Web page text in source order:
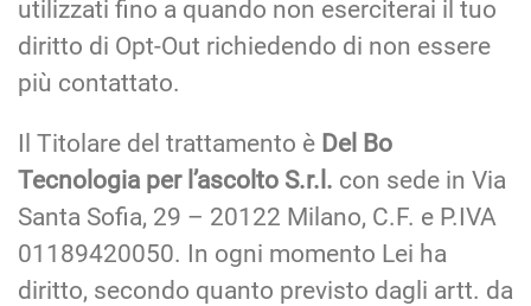
utilizzati fino a quando non eserciterai il tuo
diritto di Opt-Out richiedendo di non essere
più contattato.
Il Titolare del trattamento è Del Bo
Tecnologia per l’ascolto S.r.l. con sede in Via
Santa Sofia, 29 – 20122 Milano, C.F. e P.IVA
01189420050. In ogni momento Lei ha
diritto, secondo quanto previsto dagli artt. da